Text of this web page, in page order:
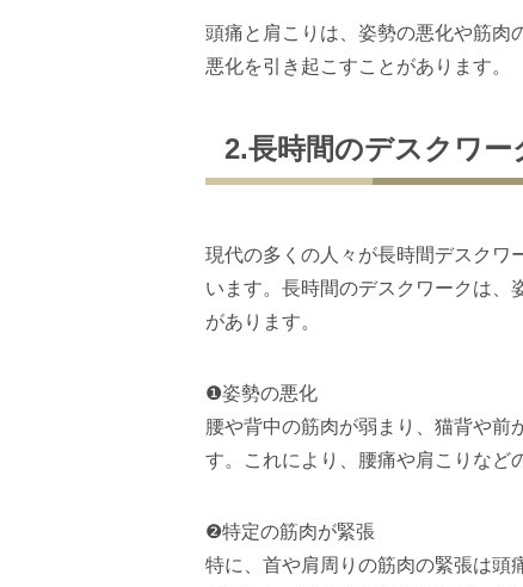
頭痛と肩こりは、姿勢の悪化や筋肉
悪化を引き起こすことがあります。
2.長時間のデスクワ
現代の多くの人々が長時間デスクワ
います。長時間のデスクワークは、
があります。
❶姿勢の悪化
腰や背中の筋肉が弱まり、猫背や前
す。これにより、腰痛や肩こりなど
❷特定の筋肉が緊張
特に、首や肩周りの筋肉の緊張は頭